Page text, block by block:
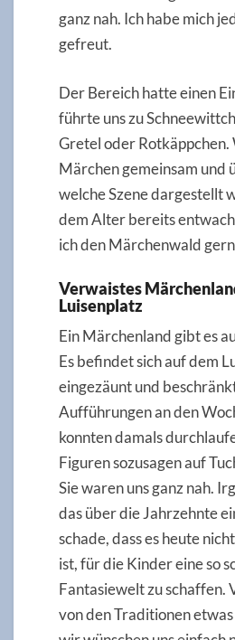
ganz nah. Ich habe mich
gefreut.
Der Bereich hatte einen
führte uns zu
Gretel oder
Märchen gemeinsam und
welche Szene dargestellt
dem Alter bereits
ich den Märchenwald
Verwaistes
Luisenplatz
Ein Märchenland gibt es
Es befindet sich auf dem
eingezäunt und
Aufführungen an den
konnten damals
Figuren sozusagen auf
Sie waren uns ganz nah.
das über die Jahrzehnte
schade, dass es heute
ist, für die Kinder eine so
Fantasiewelt zu schaffen.
von den Traditionen